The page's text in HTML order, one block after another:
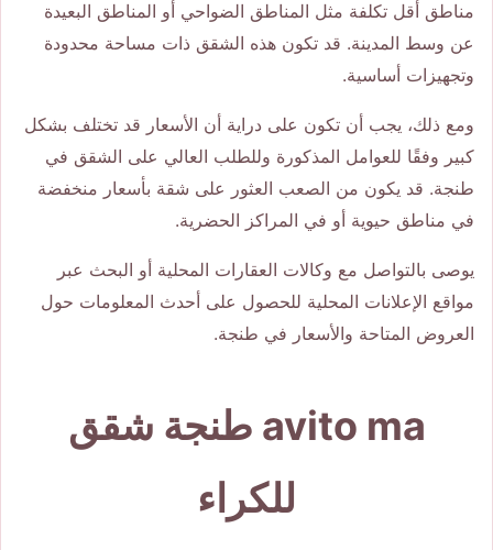
مناطق أقل تكلفة مثل المناطق الضواحي أو المناطق البعيدة
عن وسط المدينة. قد تكون هذه الشقق ذات مساحة محدودة
وتجهيزات أساسية.
ومع ذلك، يجب أن تكون على دراية أن الأسعار قد تختلف بشكل
كبير وفقًا للعوامل المذكورة وللطلب العالي على الشقق في
طنجة. قد يكون من الصعب العثور على شقة بأسعار منخفضة
في مناطق حيوية أو في المراكز الحضرية.
يوصى بالتواصل مع وكالات العقارات المحلية أو البحث عبر
مواقع الإعلانات المحلية للحصول على أحدث المعلومات حول
العروض المتاحة والأسعار في طنجة.
avito ma طنجة شقق
للكراء